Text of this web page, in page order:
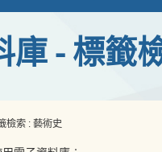
庫 - 標籤
檢索 : 藝術史